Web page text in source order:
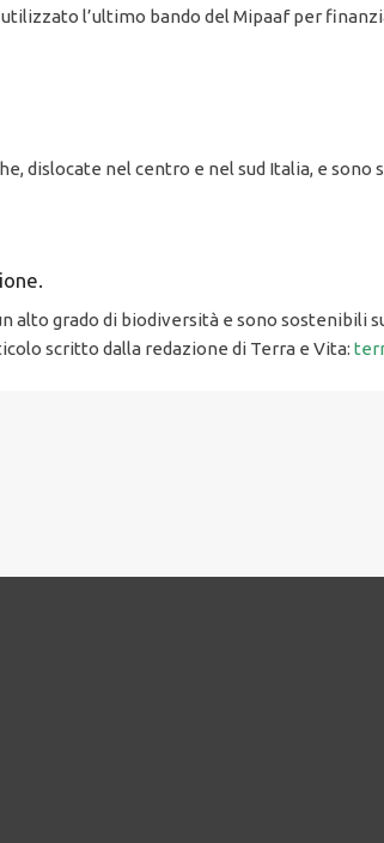
l’ultimo bando del Mipaaf per
dislocate nel centro e nel sud Italia, e sono
grado di biodiversità e sono sostenibili
scritto dalla redazione di Terra e Vita: